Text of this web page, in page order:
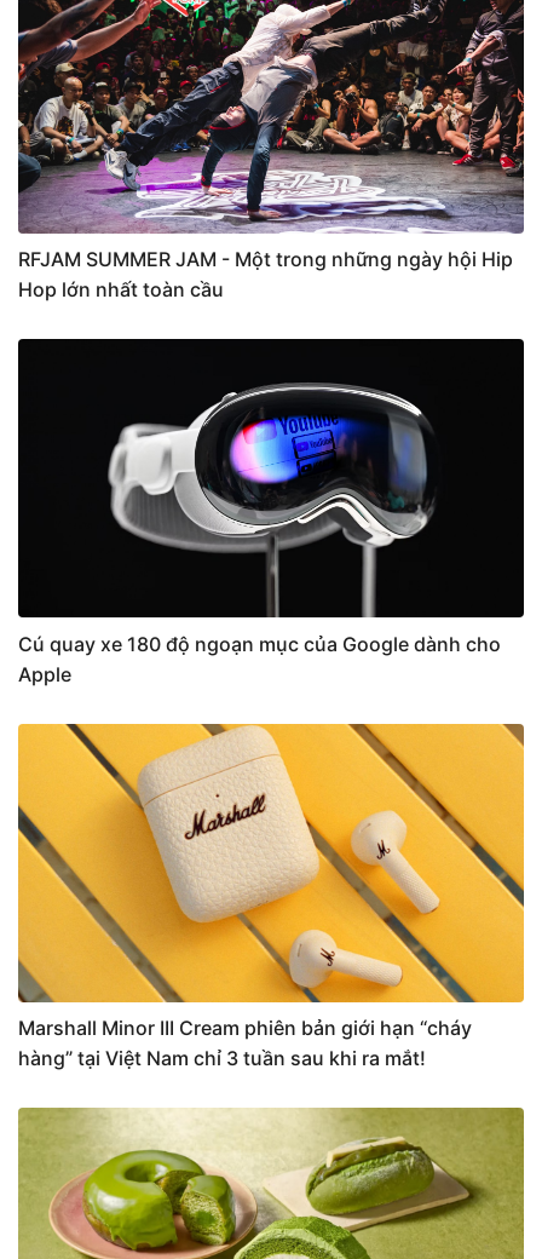
RFJAM SUMMER JAM - Một trong những ngày hội Hip
Hop lớn nhất toàn cầu
Cú quay xe 180 độ ngoạn mục của Google dành cho
Apple
Marshall Minor III Cream phiên bản giới hạn “cháy
hàng” tại Việt Nam chỉ 3 tuần sau khi ra mắt!